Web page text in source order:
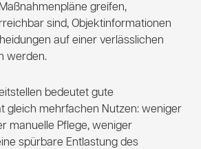
greifen,
sind, Objektinformationen
auf einer verlässlichen
werden.
bedeutet gute
gleich mehrfachen Nutzen: weniger
manuelle Pflege, weniger
spürbare Entlastung des